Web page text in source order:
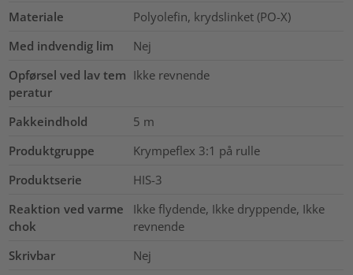
Materiale
Polyolefin, krydslinket (PO-X)
Med indvendig lim
Nej
Opførsel ved lav tem
peratur
Ikke revnende
Pakkeindhold 5 m
Produktgruppe
Krympeflex 3:1 på rulle
Produktserie
HIS-3
Reaktion ved varme
chok
Ikke flydende, Ikke dryppende, Ikke
revnende
Skrivbar
Nej